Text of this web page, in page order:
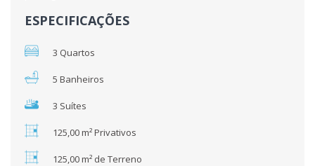
ESPECIFICAÇÕES
3 Quartos
5 Banheiros
3 Suítes
125,00 m² Privativos
125,00 m² de Terreno